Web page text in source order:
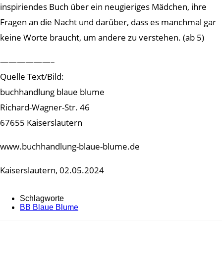
inspiriendes Buch über ein neugieriges Mädchen, ihre
Fragen an die Nacht und darüber, dass es manchmal gar
keine Worte braucht, um andere zu verstehen. (ab 5)
——————–
Quelle Text/Bild:
buchhandlung blaue blume
Richard-Wagner-Str. 46
67655 Kaiserslautern
www.buchhandlung-blaue-blume.de
Kaiserslautern, 02.05.2024
Schlagworte
BB Blaue Blume